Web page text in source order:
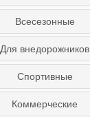
Всесезонные
Для внедорожников
Спортивные
Коммерческие